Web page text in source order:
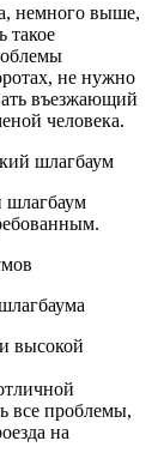
немного выше,
такое
не нужно
въезжающий
человека.
шлагбаум
шлагбаум
высокой
все проблемы,
на